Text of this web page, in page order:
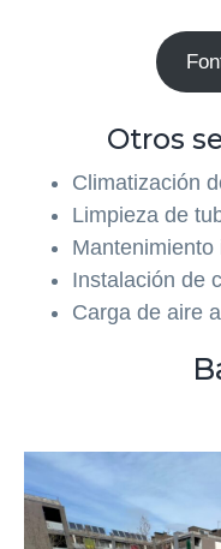
Otros
Climatización
Limpieza de
Mantenimiento
Instalación de
Carga de aire